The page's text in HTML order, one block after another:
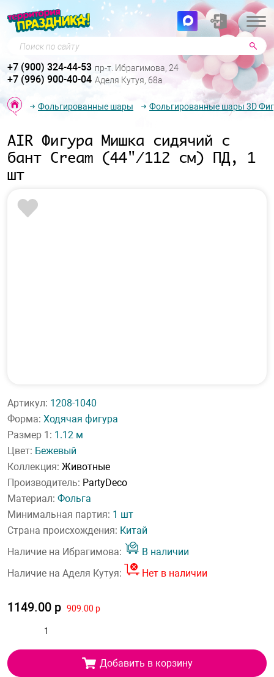
Поиск по сайту
+7 (900) 324-44-53 пр-т. Ибрагимова, 24
+7 (996) 900-40-04 Аделя Кутуя, 68а
Фольгированные шары Фольгированные шары 3D
AIR Фигура Мишка сидячий с
бант Cream (44"/112 см) ПД, 1
шт
Артикул: 1208-1040
Форма: Ходячая фигура
Размер 1: 1.12 м
Цвет: Бежевый
Коллекция: Животные
Производитель: PartyDeco
Материал: Фольга
Минимальная партия: 1 шт
Страна происхождения: Китай
Наличие на Ибрагимова:
В наличии
Наличие на Аделя Кутуя:
Нет в наличии
1149.00 р 909.00 р
Добавить в корзину